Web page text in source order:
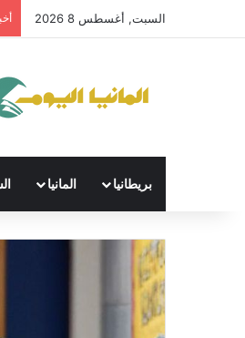
السبت, أغسطس 8 2026
بريطانيا المانيا